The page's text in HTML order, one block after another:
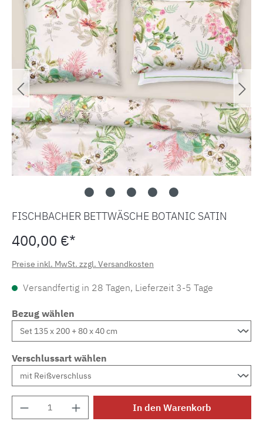
FISCHBACHER BETTWÄSCHE BOTANIC SATIN
400,00 €*
Preise inkl. MwSt. zzgl. Versandkosten
Versandfertig in 28 Tagen, Lieferzeit 3-5 Tage
Bezug wählen
Verschlussart wählen
Produkt Anzahl: Gib den gewünschten
In den Warenkorb